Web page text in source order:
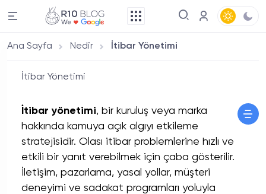
İtibar yönetimi, bir kuruluş veya marka
hakkında kamuya açık algıyı etkileme
stratejisidir. Olası itibar problemlerine hızlı ve
etkili bir yanıt verebilmek için çaba gösterilir.
İletişim, pazarlama, yasal yollar, müşteri
deneyimi ve sadakat programları yoluyla
Ana Sayfa Nedir İtibar Yönetimi
İtibar Yönetimi